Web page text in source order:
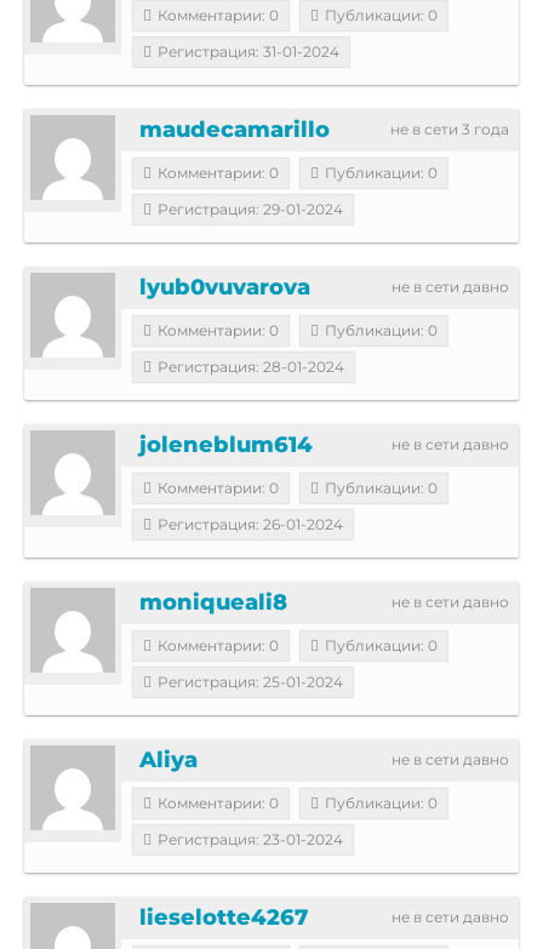
Комментарии: 0
Публикации: 0
Регистрация: 31-01-2024
не в сети 3 года
maudecamarillo
Комментарии: 0
Публикации: 0
Регистрация: 29-01-2024
не в сети давно
lyub0vuvarova
Комментарии: 0
Публикации: 0
Регистрация: 28-01-2024
не в сети давно
joleneblum614
Комментарии: 0
Публикации: 0
Регистрация: 26-01-2024
не в сети давно
moniqueali8
Комментарии: 0
Публикации: 0
Регистрация: 25-01-2024
не в сети давно
Aliya
Комментарии: 0
Публикации: 0
Регистрация: 23-01-2024
не в сети давно
lieselotte4267